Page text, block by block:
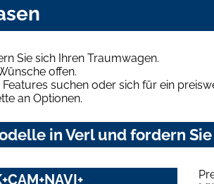
Sie sich Ihren Traumwagen.
offen.
suchen oder sich für ein
an Optionen.
in Verl und fordern